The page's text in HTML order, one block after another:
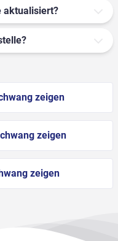
aktualisiert?
zeigen
zeigen
zeigen